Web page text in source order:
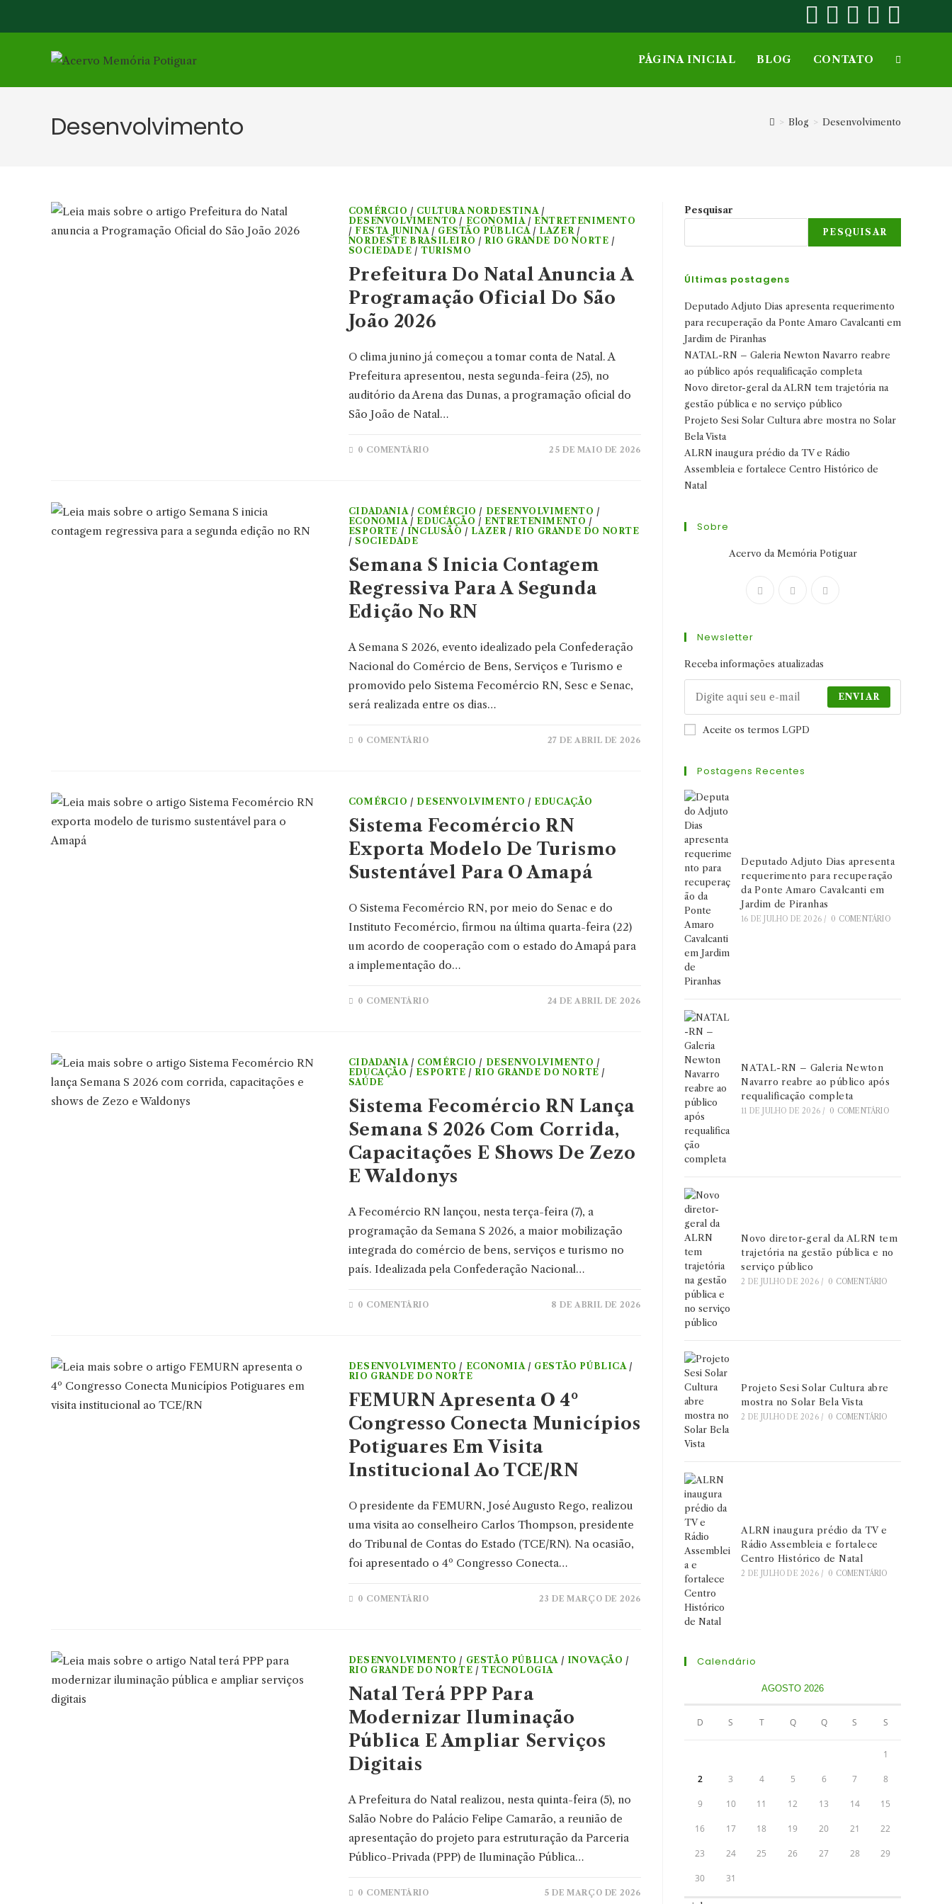
PÁGINA INICIAL BLOG CONTATO ALTERNAR
Desenvolvimento > Blog > Desenvolvimento
COMÉRCIO / CULTURA NORDESTINA/
DESENVOLVIMENTO / ECONOMIA/ ENTRETENIMENTO
/ FESTA JUNINA/ GESTÃO PÚBLICA/ LAZER/
NORDESTE BRASILEIRO / RIO GRANDE DO NORTE /
SOCIEDADE /TURISMO
Prefeitura Do Natal Anuncia A
Programação Oficial Do São
João 2026
O clima junino já começou a tomar conta de Natal. A
Prefeitura apresentou, nesta segunda-feira (25), no
auditório da Arena das Dunas, a programação oficial do
São João de Natal…
0 COMENTÁRIO 25 DE MAIO DE 2026
CIDADANIA/ COMÉRCIO / DESENVOLVIMENTO /
ECONOMIA/ EDUCAÇÃO / ENTRETENIMENTO /
ESPORTE / INCLUSÃO / LAZER/ RIO GRANDE DO NORTE
/SOCIEDADE
Semana S Inicia Contagem
Regressiva Para A Segunda
Edição No RN
A Semana S 2026, evento idealizado pela Confederação
Nacional do Comércio de Bens, Serviços e Turismo e
promovido pelo Sistema Fecomércio RN, Sesc e Senac,
será realizada entre os dias…
0 COMENTÁRIO 27 DE ABRIL DE 2026
COMÉRCIO / DESENVOLVIMENTO / EDUCAÇÃO
Sistema Fecomércio RN
Exporta Modelo De Turismo
Sustentável Para O Amapá
O Sistema Fecomércio RN, por meio do Senac e do
Instituto Fecomércio, firmou na última quarta-feira (22)
um acordo de cooperação com o estado do Amapá para
a implementação do…
0 COMENTÁRIO 24 DE ABRIL DE 2026
CIDADANIA/ COMÉRCIO / DESENVOLVIMENTO /
EDUCAÇÃO / ESPORTE / RIO GRANDE DO NORTE /
SAÚDE
Sistema Fecomércio RN Lança
Semana S 2026 Com Corrida,
Capacitações E Shows De Zezo
E Waldonys
A Fecomércio RN lançou, nesta terça-feira (7), a
programação da Semana S 2026, a maior mobilização
integrada do comércio de bens, serviços e turismo no
país. Idealizada pela Confederação Nacional…
0 COMENTÁRIO 8 DE ABRIL DE 2026
DESENVOLVIMENTO / ECONOMIA/ GESTÃO PÚBLICA/
RIO GRANDE DO NORTE
FEMURN Apresenta O 4º
Congresso Conecta Municípios
Potiguares Em Visita
Institucional Ao TCE/RN
O presidente da FEMURN, José Augusto Rego, realizou
uma visita ao conselheiro Carlos Thompson, presidente
do Tribunal de Contas do Estado (TCE/RN). Na ocasião,
foi apresentado o 4º Congresso Conecta…
0 COMENTÁRIO 23 DE MARÇO DE 2026
DESENVOLVIMENTO / GESTÃO PÚBLICA / INOVAÇÃO /
RIO GRANDE DO NORTE /TECNOLOGIA
Natal Terá PPP Para
Modernizar Iluminação
Pública E Ampliar Serviços
Digitais
A Prefeitura do Natal realizou, nesta quinta-feira (5), no
Salão Nobre do Palácio Felipe Camarão, a reunião de
apresentação do projeto para estruturação da Parceria
Público-Privada (PPP) de Iluminação Pública…
0 COMENTÁRIO 5 DE MARÇO DE 2026
Pesquisar
PESQUISAR
Últimas postagens
Deputado Adjuto Dias apresenta requerimento
para recuperação da Ponte Amaro Cavalcanti em
Jardim de Piranhas
NATAL-RN – Galeria Newton Navarro reabre
ao público após requalificação completa
Novo diretor-geral da ALRN tem trajetória na
gestão pública e no serviço público
Projeto Sesi Solar Cultura abre mostra no Solar
Bela Vista
ALRN inaugura prédio da TV e Rádio
Assembleia e fortalece Centro Histórico de
Natal
Sobre
Acervo da Memória Potiguar
Newsletter
Receba informações atualizadas
ENVIAR
Aceite os termos LGPD
Postagens Recentes
Deputado Adjuto Dias apresenta
requerimento para recuperação
da Ponte Amaro Cavalcanti em
Jardim de Piranhas
16 DE JULHO DE 2026 / 0 COMENTÁRIO
NATAL-RN – Galeria Newton
Navarro reabre ao público após
requalificação completa
11 DE JULHO DE 2026 / 0 COMENTÁRIO
Novo diretor-geral da ALRN tem
trajetória na gestão pública e no
serviço público
2 DE JULHO DE 2026 / 0 COMENTÁRIO
Projeto Sesi Solar Cultura abre
mostra no Solar Bela Vista
2 DE JULHO DE 2026 / 0 COMENTÁRIO
ALRN inaugura prédio da TV e
Rádio Assembleia e fortalece
Centro Histórico de Natal
2 DE JULHO DE 2026 / 0 COMENTÁRIO
Calendário
AGOSTO 2026
D S T Q Q S S
1
2 3 4 5 6 7 8
9 10 11 12 13 14 15
16 17 18 19 20 21 22
23 24 25 26 27 28 29
30 31